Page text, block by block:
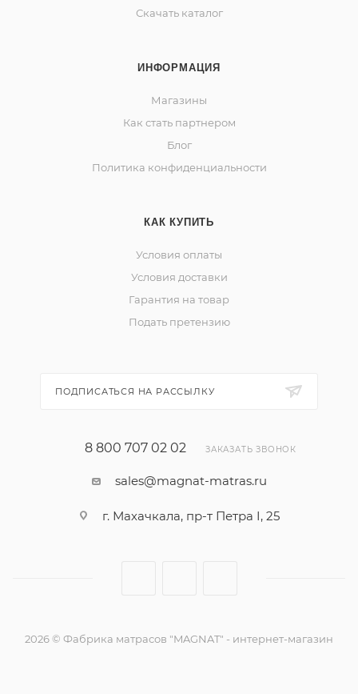
Скачать каталог
ИНФОРМАЦИЯ
Магазины
Как стать партнером
Блог
Политика конфиденциальности
КАК КУПИТЬ
Условия оплаты
Условия доставки
Гарантия на товар
Подать претензию
ПОДПИСАТЬСЯ НА РАССЫЛКУ
8 800 707 02 02 ЗАКАЗАТЬ ЗВОНОК
sales@magnat-matras.ru
г. Махачкала, пр-т Петра I, 25
2026 © Фабрика матрасов "MAGNAT" - интернет-магазин